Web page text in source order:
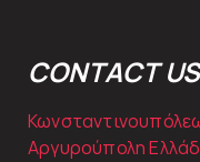
CONTACT US
Αργυρούπολη